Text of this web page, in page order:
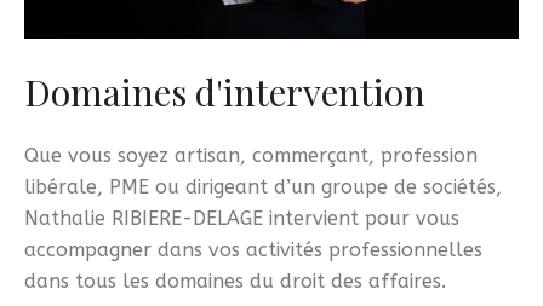
Domaines d'intervention
Que vous soyez artisan, commerçant, profession
libérale, PME ou dirigeant d’un groupe de sociétés,
Nathalie RIBIERE-DELAGE intervient pour vous
accompagner dans vos activités professionnelles
dans tous les domaines du droit des affaires.